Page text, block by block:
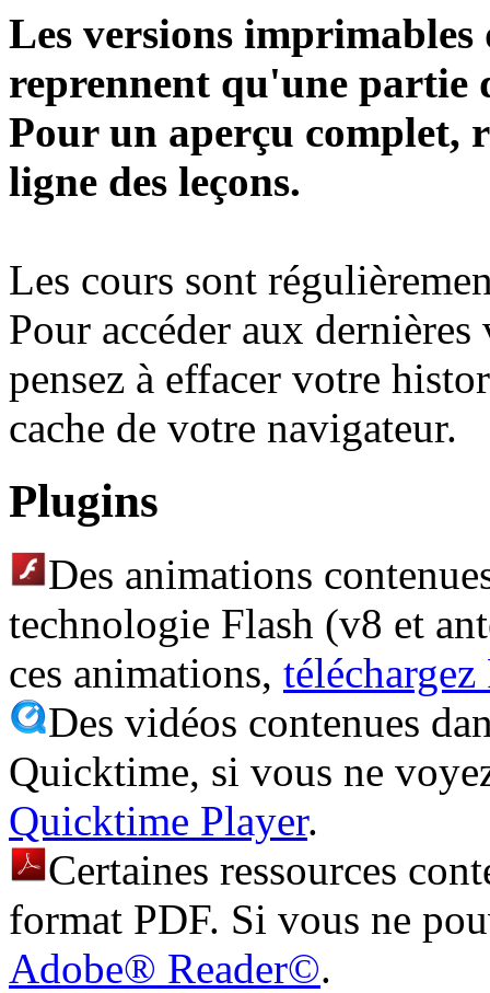
Les versions imprimables
reprennent qu'une partie
Pour un aperçu complet,
ligne des leçons.
Les cours sont
Pour accéder aux
pensez à effacer votre
cache de votre navigateur.
Plugins
Des animations
technologie Flash (v8 et
ces animations,
Des vidéos contenues
Quicktime, si vous ne
Quicktime Player.
Certaines ressources
format PDF. Si vous ne
Adobe® Reader©.